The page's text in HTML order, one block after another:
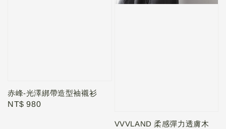
赤峰-光澤綁帶造型袖襯衫
Regular
NT$ 980
VVVLAND 柔感彈力透膚木